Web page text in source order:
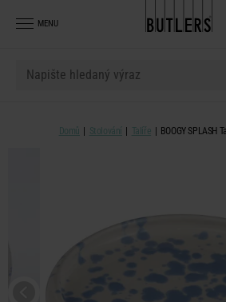
MENU
Domů Stolování Talíře BOOGY SPLASH